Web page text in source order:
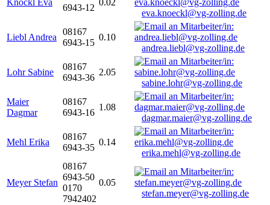
Knöckl Eva
6943-12
0.02
eva.knoeckl@vg-zolling.de
Liebl Andrea
08167
6943-15
0.10
andrea.liebl@vg-zolling.de
Lohr Sabine
08167
6943-36
2.05
sabine.lohr@vg-zolling.de
Maier
Dagmar
08167
6943-16
1.08
dagmar.maier@vg-zolling.de
Mehl Erika
08167
6943-35
0.14
erika.mehl@vg-zolling.de
Meyer Stefan
08167
6943-50
0170
7942402
0.05
stefan.meyer@vg-zolling.de